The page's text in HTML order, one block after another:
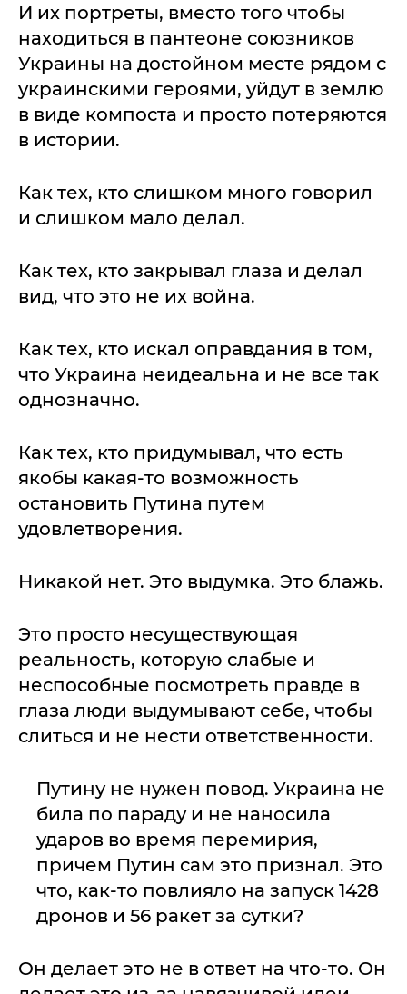
И их портреты, вместо того чтобы
находиться в пантеоне союзников
Украины на достойном месте рядом с
украинскими героями, уйдут в землю
в виде компоста и просто потеряются
в истории.
Как тех, кто слишком много говорил
и слишком мало делал.
Как тех, кто закрывал глаза и делал
вид, что это не их война.
Как тех, кто искал оправдания в том,
что Украина неидеальна и не все так
однозначно.
Как тех, кто придумывал, что есть
якобы какая-то возможность
остановить Путина путем
удовлетворения.
Никакой нет. Это выдумка. Это блажь.
Это просто несуществующая
реальность, которую слабые и
неспособные посмотреть правде в
глаза люди выдумывают себе, чтобы
слиться и не нести ответственности.
Путину не нужен повод. Украина не
била по параду и не наносила
ударов во время перемирия,
причем Путин сам это признал. Это
что, как-то повлияло на запуск 1428
дронов и 56 ракет за сутки?
Он делает это не в ответ на что-то. Он